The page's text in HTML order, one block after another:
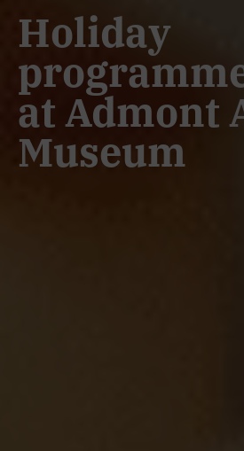
Holiday
at Admont
Museum